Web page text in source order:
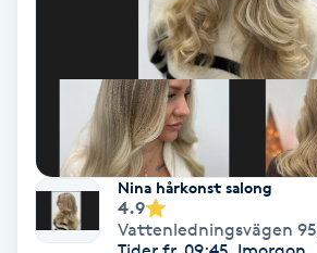
Yogamassage
Zonterapi
Nina hårkonst salong
4.9
Vattenledningsvägen 95